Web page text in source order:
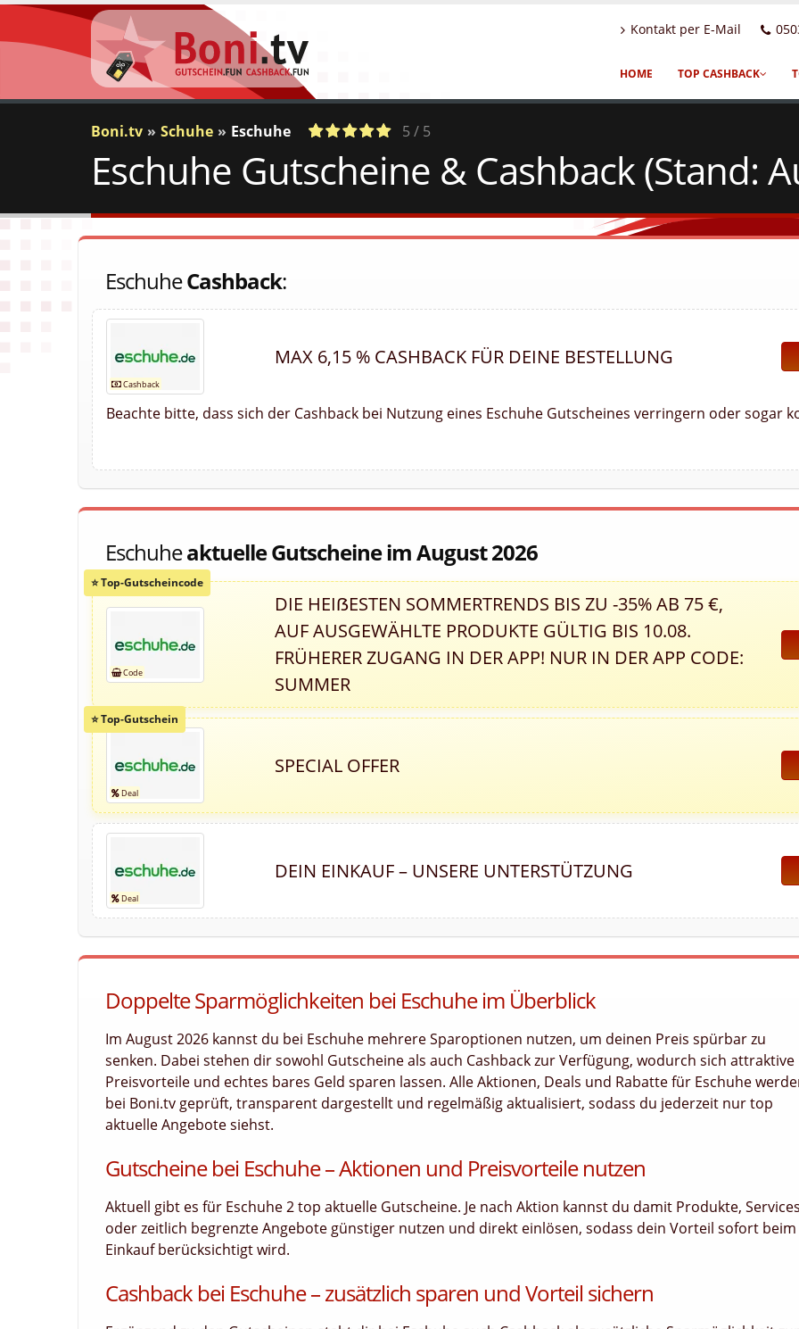
Kontakt per E-Mail
HOME TOP CASHBACK
Boni.tv Schuhe Eschuhe
Votes
5 / 5
Eschuhe Gutscheine & Cashback (Stand:
EschuheCashback:
MAX 6,15 % CASHBACK FÜR DEINE BESTELLUNG
Beachte bitte, dass sich der Cashback bei Nutzung eines Eschuhe Gutscheines verringern oder sogar
Eschuheaktuelle Gutscheine im August 2026
DIE HEIẞESTEN SOMMERTRENDS BIS ZU -35% AB 75 €,
AUF AUSGEWÄHLTE PRODUKTE GÜLTIG BIS 10.08.
FRÜHERER ZUGANG IN DER APP! NUR IN DER APP CODE:
SUMMER
SPECIAL OFFER
DEIN EINKAUF – UNSERE UNTERSTÜTZUNG
Doppelte Sparmöglichkeiten bei Eschuhe im Überblick
Im August 2026 kannst du bei Eschuhe mehrere Sparoptionen nutzen, um deinen Preis spürbar zu
senken. Dabei stehen dir sowohl Gutscheine als auch Cashback zur Verfügung, wodurch sich attraktive
Preisvorteile und echtes bares Geld sparen lassen. Alle Aktionen, Deals und Rabatte für Eschuhe
bei Boni.tv geprüft, transparent dargestellt und regelmäßig aktualisiert, sodass du jederzeit nur top
aktuelle Angebote siehst.
Gutscheine bei Eschuhe – Aktionen und Preisvorteile nutzen
Aktuell gibt es für Eschuhe 2 top aktuelle Gutscheine. Je nach Aktion kannst du damit Produkte,
oder zeitlich begrenzte Angebote günstiger nutzen und direkt einlösen, sodass dein Vorteil sofort beim
Einkauf berücksichtigt wird.
Cashback bei Eschuhe – zusätzlich sparen und Vorteil sichern